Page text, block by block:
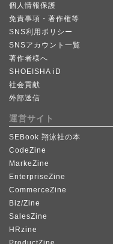
個人情報保護
免責事項・著作権等
SNS利用ポリシー
SNSアカウント一覧
著作者様へ
SHOEISHA iD
社会貢献
外部送信
運営サイト
SEBook 翔泳社の本
CodeZine
MarkeZine
EnterpriseZine
CommerceZine
Biz/Zine
SalesZine
HRzine